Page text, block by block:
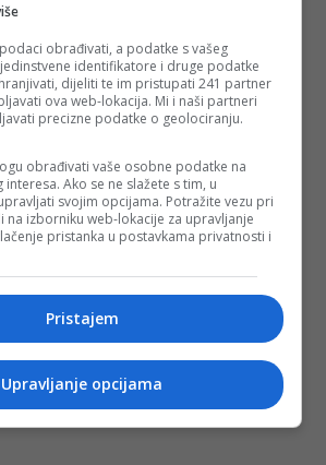
obrađivati, a podatke s vašeg
identifikatore i druge podatke
dijeliti te im pristupati 241 partner
ova web-lokacija. Mi i naši partneri
precizne podatke o geolociranju.
obrađivati vaše osobne podatke na
Ako se ne slažete s tim, u
svojim opcijama. Potražite vezu pri
na izborniku web-lokacije za upravljanje
pristanka u postavkama privatnosti i
Pristajem
Upravljanje opcijama